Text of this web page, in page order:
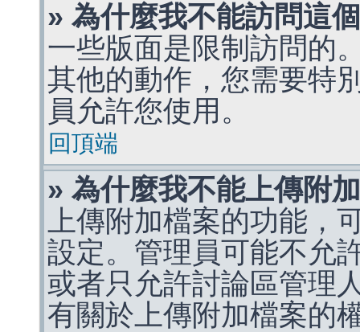
» 為什麼我不能訪問這
一些版面是限制訪問的
其他的動作，您需要特
員允許您使用。
回頂端
» 為什麼我不能上傳附
上傳附加檔案的功能，
設定。管理員可能不允
或者只允許討論區管理
有關於上傳附加檔案的